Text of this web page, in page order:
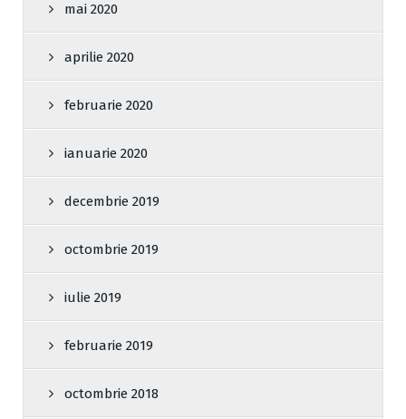
mai 2020
aprilie 2020
februarie 2020
ianuarie 2020
decembrie 2019
octombrie 2019
iulie 2019
februarie 2019
octombrie 2018